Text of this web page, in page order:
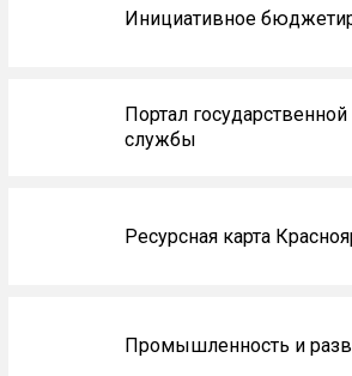
Инициативное
Портал
службы
Ресурсная карта
Промышленность и